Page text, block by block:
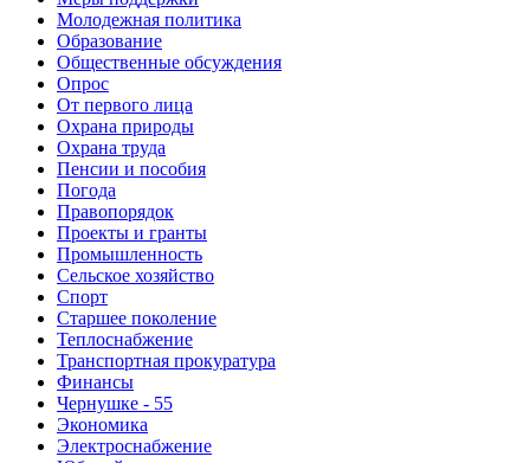
Молодежная политика
Образование
Общественные обсуждения
Опрос
От первого лица
Охрана природы
Охрана труда
Пенсии и пособия
Погода
Правопорядок
Проекты и гранты
Промышленность
Сельское хозяйство
Спорт
Старшее поколение
Теплоснабжение
Транспортная прокуратура
Финансы
Чернушке - 55
Экономика
Электроснабжение